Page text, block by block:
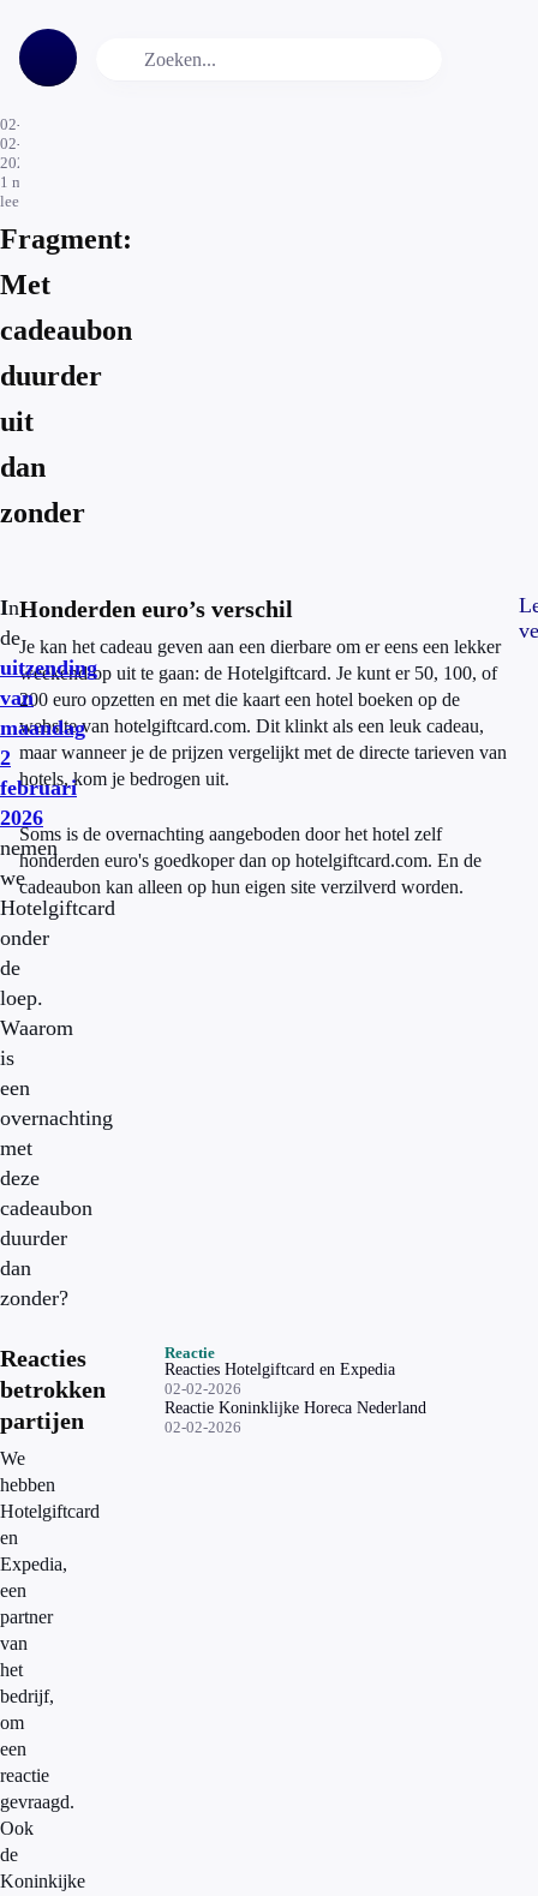
02-
02-
2026
1 min.
leestijd
Fragment:
Met
cadeaubon
duurder
uit
dan
zonder
In
de
uitzending
van
maandag
2
februari
2026
nemen
we
Hotelgiftcard
onder
de
loep.
Waarom
is
een
overnachting
met
deze
cadeaubon
duurder
dan
zonder?
Honderden euro’s verschil
Je kan het cadeau geven aan een dierbare om er eens een lekker
weekend op uit te gaan: de Hotelgiftcard. Je kunt er 50, 100, of
200 euro opzetten en met die kaart een hotel boeken op de
website van hotelgiftcard.com. Dit klinkt als een leuk cadeau,
maar wanneer je de prijzen vergelijkt met de directe tarieven van
hotels, kom je bedrogen uit.
Soms is de overnachting aangeboden door het hotel zelf
honderden euro's goedkoper dan op hotelgiftcard.com. En de
cadeaubon kan alleen op hun eigen site verzilverd worden.
Reacties
betrokken
partijen
We
hebben
Hotelgiftcard
en
Expedia,
een
partner
van
het
bedrijf,
om
een
reactie
gevraagd.
Ook
de
Koninkijke
Reactie
Reacties Hotelgiftcard en Expedia
02-02-2026
Reactie Koninklijke Horeca Nederland
02-02-2026